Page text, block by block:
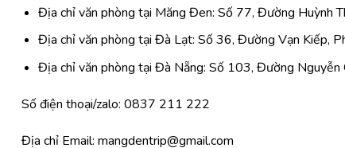
Địa chỉ văn phòng tại Măng Đen: Số 77, Đường Huỳnh
Địa chỉ văn phòng tại Đà Lạt: Số 36, Đường Vạn Kiếp,
Địa chỉ văn phòng tại Đà Nẵng: Số 103, Đường Nguyễn
Số điện thoại/zalo: 0837 211 222
Địa chỉ Email: mangdentrip@gmail.com